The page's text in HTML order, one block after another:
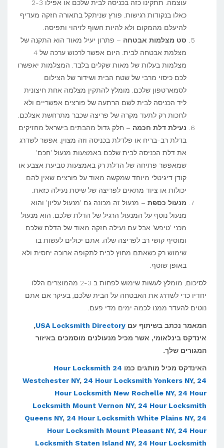
עוצמה. תתקינו כזה בכניסה לבית שלכם או אפילו 2-3
כאלו בנקודות רגישות. פורץ שניתקל בתאורה חזקה מעדיף
להיעלם מהמקום ולא להיות חשוף לזיהוי ותפיסה.
סט מצלמות אבטחה – פתרון יעיל מאוד הוא התקנה של
מצלמת אבטחה לבית. היום אפשר לרכוש ערכה של 4
מצלמות בעלות של מאות שקלים בלבד. המצלמות יאפשרו
לכם כיסוי מרבי של שטח הבית ושידור של הצילום
לסמארטפון שלכם. מומלץ להתקין מצלמה אחת חיצונית
ליד הכניסה לבית לשם הרתעה של פורצים אפשריים ולא
לחכות רק לתעד מקרה של פריצה שכבר מתרחשת אצלכם.
נעילת דלת חכמה – חלק גדול מהבתים בישראל מחזיקים
בדלת רב-בריח או פלדלת בכניסה וזה מצוין. אפשר לשדרג
את דלת הכניסה לבית שלכם באמצעות מנעול 'חכם'
שמאפשר פתיחה של הדלת רק באמצעות טביעת אצבע או
קודן דיגיטלי מיוחד שמקשה מאוד על פורצים שאין להם
יכולות או ציוד מתאים לפריצה של שיטת נעילה כזאת.
מנעול כספת – מנעול זה מכונה גם 'מנעול עליון' והוא
מנעול נוסף על המנעול הרגיל של הדלת שלכם. הוא מנעול
מכני 'טיפש' אבל עם נעילה חזקה מאוד של הדלת שלכם
ומוסיף קושי רב לפריצה שלה. אתם יכולים לעשות בו
שימוש רק כשאתם מחוץ לבית לתקופה ארוכה יחסית ולא
באופן שוטף.
לסיכום, מומלץ לעשות שימוש לפחות ב 2-3 מהמוצרים הללו
יחדיו כדי לשדרג את האבטחה על הבית שלכם, בעיקר אם אתם
נוטים להעדר ממנו לכמה ימים מדי פעם.
המאמר נכתב בשיתוף עם USA Locksmith Directory
,
אינדקס בינלאומי, אשר מכיל מנעולנים מוסמכים באיזור
המגורים שלך.
האינדקס מכיל מותגים כמו
24 Hour Locksmith
Westchester NY, 24 Hour Locksmith Yonkers NY, 24
Hour Locksmith New Rochelle NY, 24 Hour
Locksmith Mount Vernon NY, 24 Hour Locksmith
Queens NY, 24 Hour Locksmith White Plains NY, 24
Hour Locksmith Mount Pleasant NY, 24 Hour
Locksmith Staten Island NY, 24 Hour Locksmith